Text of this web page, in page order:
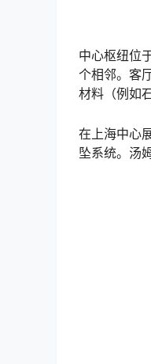
中心枢纽位
个相邻。客
材料（例如
在上海中心
坠系统。汤